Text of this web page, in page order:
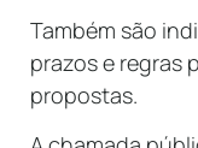
Também são
prazos e regras
propostas.